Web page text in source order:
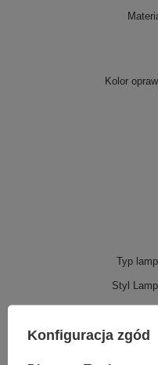
światła do sytuacji
oświetlenia po
praktyczne
użytkowania i pozwala
Kolor
Typ
Styl
Kierunek światła
Konfiguracja zgód